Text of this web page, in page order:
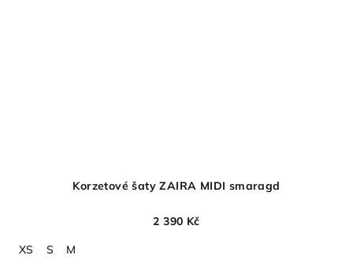
Korzetové šaty ZAIRA MIDI smaragd
2 390 Kč
XS
S M